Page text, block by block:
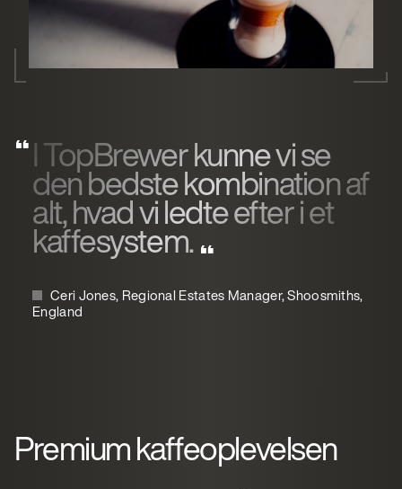
I TopBrewer kunne vi se
den bedste kombination af
alt, hvad vi ledte efter i et
kaffesystem.
Ceri Jones, Regional Estates Manager, Shoosmiths,
England
Premium kaffeoplevelsen